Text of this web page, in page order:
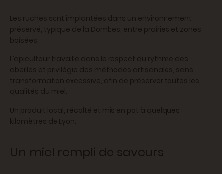
Les ruches sont implantées dans un environnement
préservé, typique de la Dombes, entre prairies et zones
boisées.
L’apiculteur travaille dans le respect du rythme des
abeilles et privilégie des méthodes artisanales, sans
transformation excessive, afin de préserver toutes les
qualités du miel.
Un produit local, récolté et mis en pot à quelques
kilomètres de Lyon.
Un miel rempli de saveurs